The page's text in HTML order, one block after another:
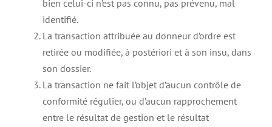
bien celui-ci n’est pas connu, pas prévenu, mal
identifié.
La transaction attribuée au donneur d’ordre est
retirée ou modifiée, à postériori et à son insu, dans
son dossier.
La transaction ne fait l’objet d’aucun contrôle de
conformité régulier, ou d’aucun rapprochement
entre le résultat de gestion et le résultat